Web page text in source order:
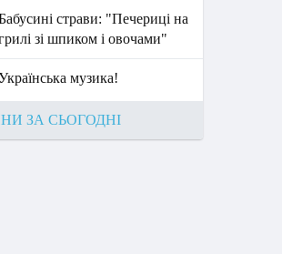
страви: "Печериці на
зі шпиком і овочами"
музика!
ЗА СЬОГОДНІ